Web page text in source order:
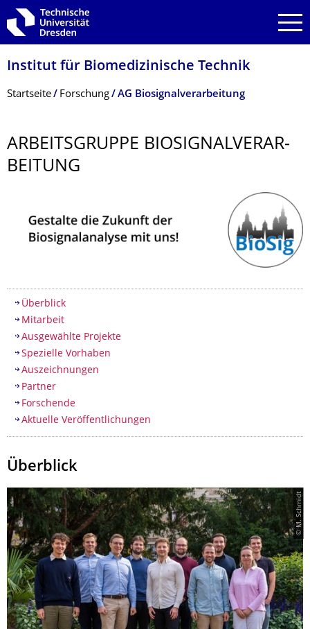
Zur Hauptnavigation springen
Zur Suche springen
Zum Inhalt springen
Institut für Biomedizinische Technik
Breadcrumb-Menü
Startseite Forschung AG Biosignalverarbeitung
ARBEITSGRUPPE BIOSIGNALVERAR­
BEITUNG
Inhaltsverzeichnis
Überblick
Mitarbeit
Ausgewählte Projekte
Spezielle Vorhaben
Auszeichnungen
Partner
Forschende
Aktuelle Veröffentlichungen
Überblick
© M. Schmidt